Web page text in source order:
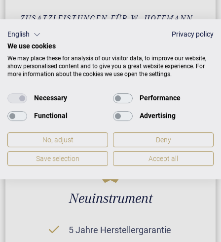
ZUSATZLEISTUNGEN FÜR W. HOFFMANN
PREISLISTE HERUNTERLADEN
Neuinstrument
5 Jahre Herstellergarantie
English
Privacy policy
We use cookies
We may place these for analysis of our visitor data, to improve our website,
show personalised content and to give you a great website experience. For
more information about the cookies we use open the settings.
Necessary Performance
Functional Advertising
No, adjust Deny
Save selection Accept all